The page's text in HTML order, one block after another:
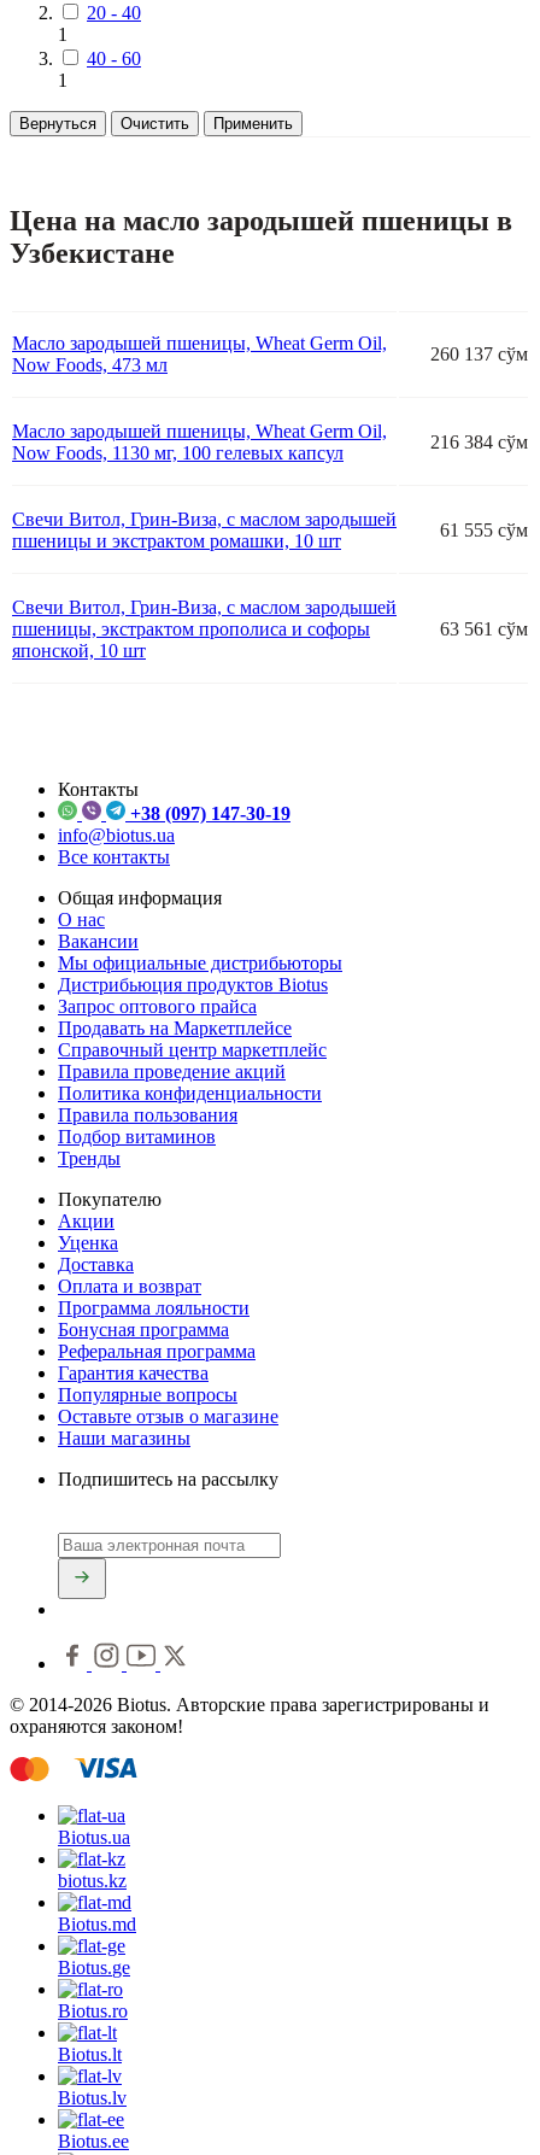
20 - 40
1
40 - 60
1
Вернуться Очистить Применить
Цена на масло зародышей пшеницы в
Узбекистане
Масло зародышей пшеницы, Wheat Germ Oil,
Now Foods, 473 мл
260 137 сўм
Масло зародышей пшеницы, Wheat Germ Oil,
Now Foods, 1130 мг, 100 гелевых капсул
216 384 сўм
Свечи Витол, Грин-Виза, с маслом зародышей
пшеницы и экстрактом ромашки, 10 шт
61 555 сўм
Свечи Витол, Грин-Виза, с маслом зародышей
пшеницы, экстрактом прополиса и софоры
японской, 10 шт
63 561 сўм
Контакты
+38 (097) 147-30-19
info@biotus.ua
Все контакты
Общая информация
О нас
Вакансии
Мы официальные дистрибьюторы
Дистрибьюция продуктов Biotus
Запрос оптового прайса
Продавать на Маркетплейсе
Справочный центр маркетплейс
Правила проведение акций
Политика конфиденциальности
Правила пользования
Подбор витаминов
Тренды
Покупателю
Акции
Уценка
Доставка
Оплата и возврат
Программа лояльности
Бонусная программа
Реферальная программа
Гарантия качества
Популярные вопросы
Оставьте отзыв о магазине
Наши магазины
Подпишитесь на рассылку
© 2014-2026 Biotus. Авторские права зарегистрированы и
охраняются законом!
Biotus.ua
biotus.kz
Biotus.md
Biotus.ge
Biotus.ro
Biotus.lt
Biotus.lv
Biotus.ee